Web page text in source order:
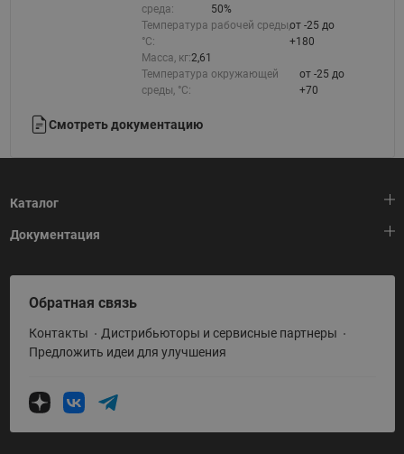
среда:
50%
Температура рабочей среды,
°С:
от -25 до
+180
Масса, кг:2,61
Температура окружающей
среды, °С:
от -25 до
+70
Смотреть документацию
Каталог
Тепловая автоматика
Холодильная техника
Приводная техника
Промышленная автоматика
Теплообменное оборудование
Насосное оборудование
Документация
HeatPlatform (Тепловая платформа)
Полезные программы и инструменты
Условия поставки
Обратная связь
Контакты
Дистрибьюторы и сервисные партнеры
Предложить идеи для улучшения